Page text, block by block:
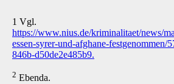
1 Vgl.
https://www.nius.de/kriminalitaet/news/
essen-syrer-und-afghane-festgenommen/
846b-d50de2e485b9.
2 Ebenda.